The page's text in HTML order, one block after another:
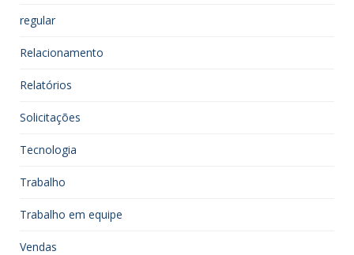
regular
Relacionamento
Relatórios
Solicitações
Tecnologia
Trabalho
Trabalho em equipe
Vendas